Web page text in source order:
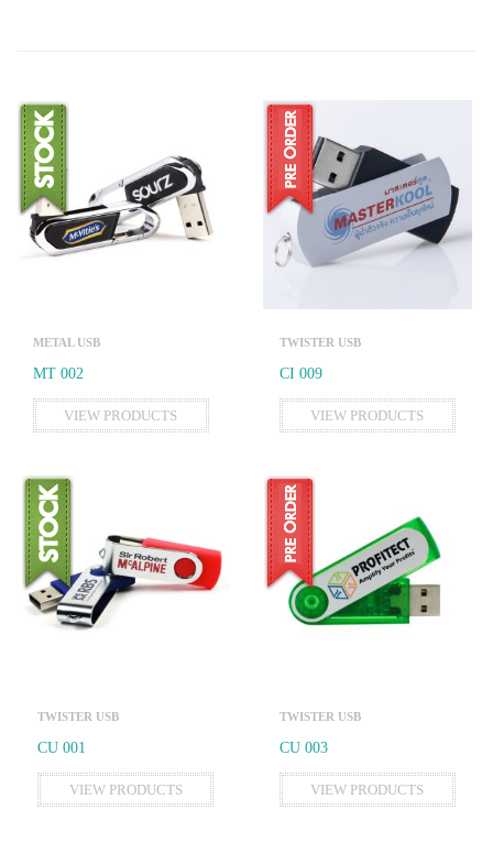
METAL USB
MT 002
VIEW PRODUCTS
TWISTER USB
CI 009
VIEW PRODUCTS
TWISTER USB
CU 001
VIEW PRODUCTS
TWISTER USB
CU 003
VIEW PRODUCTS